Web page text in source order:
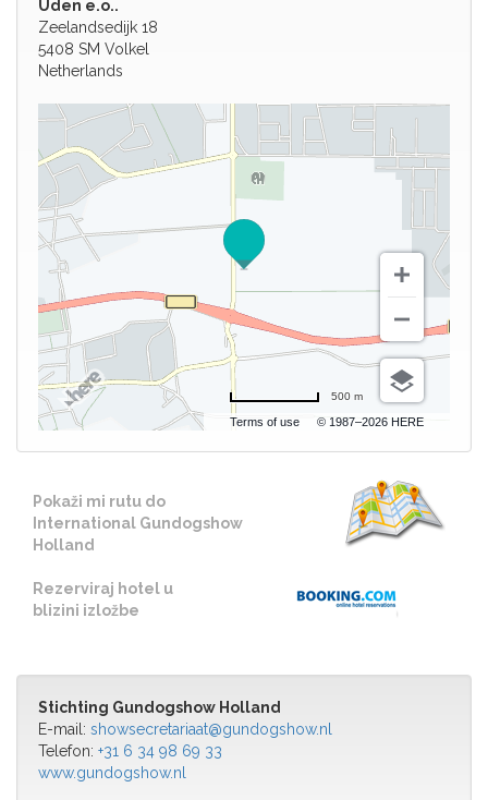
Uden e.o..
Zeelandsedijk 18
5408 SM Volkel
Netherlands
Terms of use © 1987–2026 HERE
500 m
Pokaži mi rutu do
International Gundogshow
Holland
Rezerviraj hotel u
blizini izložbe
Stichting Gundogshow Holland
E-mail: showsecretariaat@gundogshow.nl
Telefon: +31 6 34 98 69 33
www.gundogshow.nl